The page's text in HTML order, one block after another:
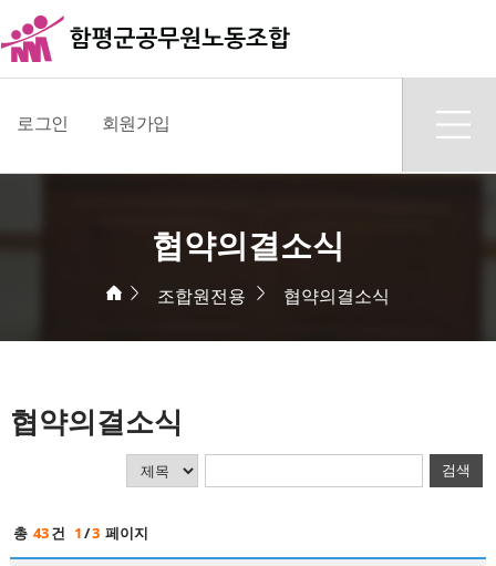
로그인 회원가입
협약의결소식
조합원전용 협약의결소식
협약의결소식
검색
총 43건 1/3 페이지